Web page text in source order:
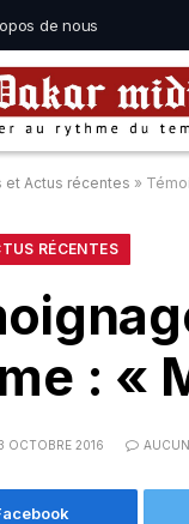
de nous
et Actus récentes »
RÉCENTES
: «
OCTOBRE 2016